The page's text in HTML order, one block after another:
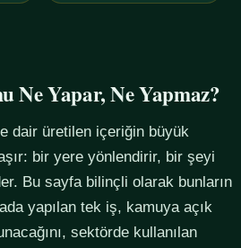
Ne Yapar, Ne Yapmaz?
dair üretilen içeriğin büyük
bir yere yönlendirir, bir şeyi
Bu sayfa bilinçli olarak bunların
yapılan tek iş, kamuya açık
sektörde kullanılan